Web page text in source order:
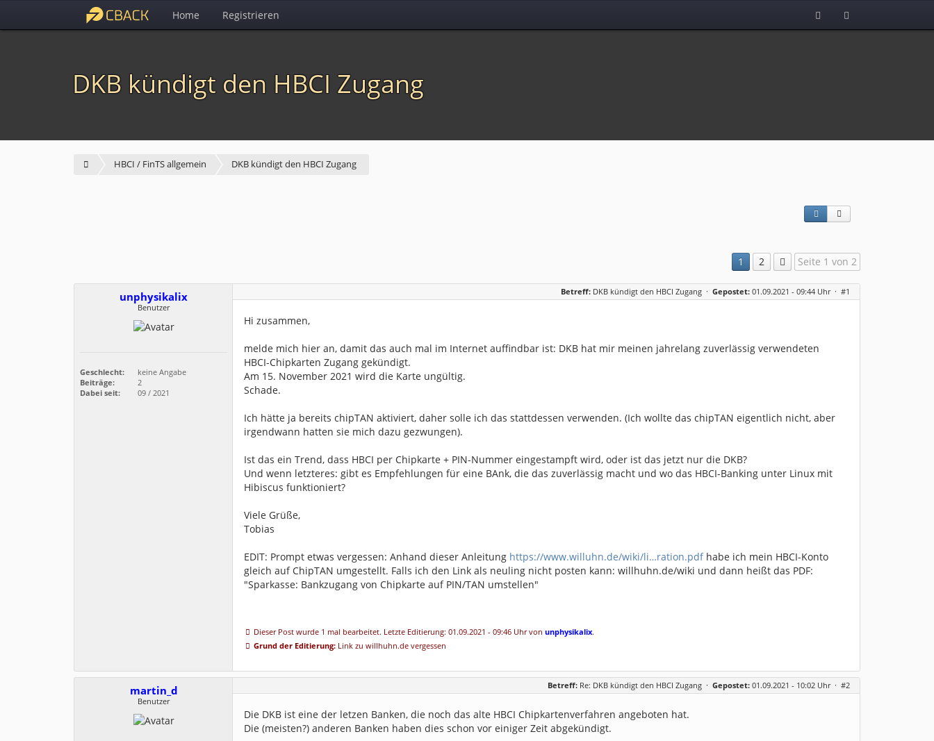
Home Registrieren
DKB kündigt den HBCI Zugang
HBCI / FinTS allgemein DKB kündigt den HBCI Zugang
1 2 Seite 1 von 2
unphysikalix
Benutzer
Geschlecht:
keine Angabe
Beiträge:
2
Dabei seit:
09 / 2021
Betreff: DKB kündigt den HBCI Zugang · Gepostet: 01.09.2021 - 09:44 Uhr · #1
Hi zusammen,
melde mich hier an, damit das auch mal im Internet auffindbar ist: DKB hat mir meinen jahrelang zuverlässig verwendeten
HBCI-Chipkarten Zugang gekündigt.
Am 15. November 2021 wird die Karte ungültig.
Schade.
Ich hätte ja bereits chipTAN aktiviert, daher solle ich das stattdessen verwenden. (Ich wollte das chipTAN eigentlich nicht, aber
irgendwann hatten sie mich dazu gezwungen).
Ist das ein Trend, dass HBCI per Chipkarte + PIN-Nummer eingestampft wird, oder ist das jetzt nur die DKB?
Und wenn letzteres: gibt es Empfehlungen für eine BAnk, die das zuverlässig macht und wo das HBCI-Banking unter Linux mit
Hibiscus funktioniert?
Viele Grüße,
Tobias
EDIT: Prompt etwas vergessen: Anhand dieser Anleitung https://www.willuhn.de/wiki/li…ration.pdfhabe ich mein HBCI-Konto
gleich auf ChipTAN umgestellt. Falls ich den Link als neuling nicht posten kann: willhuhn.de/wiki und dann heißt das PDF:
"Sparkasse: Bankzugang von Chipkarte auf PIN/TAN umstellen"
Dieser Post wurde 1 mal bearbeitet. Letzte Editierung: 01.09.2021 - 09:46 Uhr vonunphysikalix.
Grund der Editierung: Link zu willhuhn.de vergessen
martin_d
Benutzer
Betreff: Re: DKB kündigt den HBCI Zugang · Gepostet: 01.09.2021 - 10:02 Uhr · #2
Die DKB ist eine der letzen Banken, die noch das alte HBCI Chipkartenverfahren angeboten hat.
Die (meisten?) anderen Banken haben dies schon vor einiger Zeit abgekündigt.